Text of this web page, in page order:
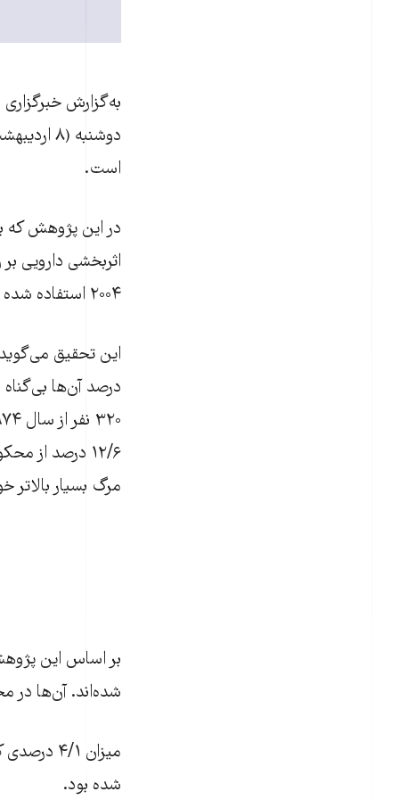
به‌گزارش
است.
در این پژوهش که
۲۰۰۴ استفاده شده است.
درصد آن‌ها بی‌گناه
۱۲/۶ درصد از
مرگ بسیار بالاتر
بر اساس این
شده‌اند. آن‌ها در
میزان
شده بود.